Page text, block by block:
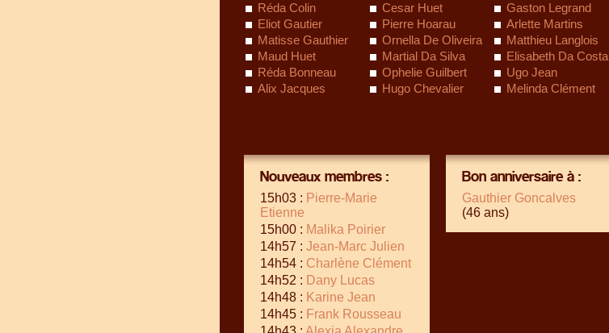
Réda Colin
Cesar Huet
Gaston Legrand
Eliot Gautier
Pierre Hoarau
Arlette Martins
Matisse Gauthier
Ornella De Oliveira
Matthieu Langlois
Maud Huet
Martial Da Silva
Elisabeth Da Costa
Réda Bonneau
Ophelie Guilbert
Ugo Jean
Alix Jacques
Hugo Chevalier Melinda Clément
Nouveaux membres :
15h03 : Pierre-Marie
Etienne
15h00 : Malika Poirier
14h57 : Jean-Marc Julien
14h54 : Charlène Clément
14h52 : Dany Lucas
14h48 : Karine Jean
14h45 : Frank Rousseau
Bon anniversaire à :
Gauthier Goncalves
(46 ans)